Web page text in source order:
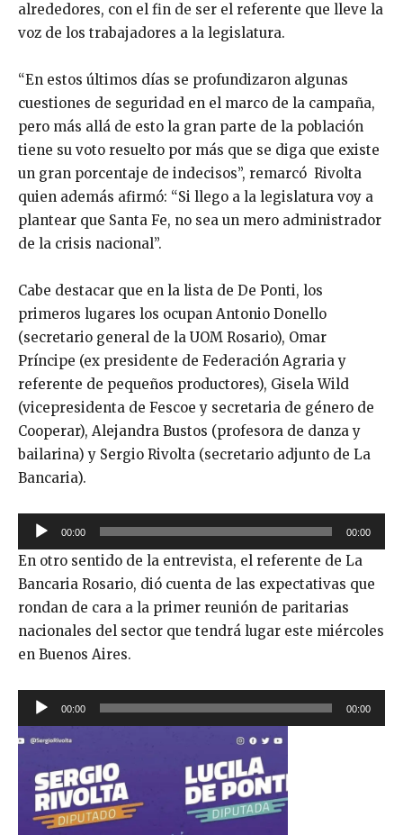
alrededores, con el fin de ser el referente que lleve la
voz de los trabajadores a la legislatura.
“En estos últimos días se profundizaron algunas
cuestiones de seguridad en el marco de la campaña,
pero más allá de esto la gran parte de la población
tiene su voto resuelto por más que se diga que existe
un gran porcentaje de indecisos”, remarcó Rivolta
quien además afirmó: “Si llego a la legislatura voy a
plantear que Santa Fe, no sea un mero administrador
de la crisis nacional”.
Cabe destacar que en la lista de De Ponti, los
primeros lugares los ocupan Antonio Donello
(secretario general de la UOM Rosario), Omar
Príncipe (ex presidente de Federación Agraria y
referente de pequeños productores), Gisela Wild
(vicepresidenta de Fescoe y secretaria de género de
Cooperar), Alejandra Bustos (profesora de danza y
bailarina) y Sergio Rivolta (secretario adjunto de La
Bancaria).
e
p
r
o
d
u
c
o
00:00 00:00
En otro sentido de la entrevista, el referente de La
Bancaria Rosario, dió cuenta de las expectativas que
rondan de cara a la primer reunión de paritarias
nacionales del sector que tendrá lugar este miércoles
en Buenos Aires.
e
p
00:00 00:00